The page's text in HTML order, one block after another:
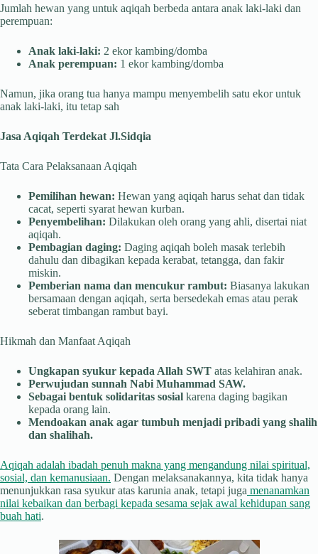
Jumlah hewan yang untuk aqiqah berbeda antara anak laki-laki dan
perempuan:
Anak laki-laki: 2 ekor kambing/domba
Anak perempuan: 1 ekor kambing/domba
Namun, jika orang tua hanya mampu menyembelih satu ekor untuk
anak laki-laki, itu tetap sah
Jasa Aqiqah Terdekat Jl.Sidqia
Tata Cara Pelaksanaan Aqiqah
Pemilihan hewan: Hewan yang aqiqah harus sehat dan tidak
cacat, seperti syarat hewan kurban.
Penyembelihan: Dilakukan oleh orang yang ahli, disertai niat
aqiqah.
Pembagian daging: Daging aqiqah boleh masak terlebih
dahulu dan dibagikan kepada kerabat, tetangga, dan fakir
miskin.
Pemberian nama dan mencukur rambut: Biasanya lakukan
bersamaan dengan aqiqah, serta bersedekah emas atau perak
seberat timbangan rambut bayi.
Hikmah dan Manfaat Aqiqah
Ungkapan syukur kepada Allah SWT atas kelahiran anak.
Perwujudan sunnah Nabi Muhammad SAW.
Sebagai bentuk solidaritas sosial karena daging bagikan
kepada orang lain.
Mendoakan anak agar tumbuh menjadi pribadi yang shalih
dan shalihah.
Aqiqah adalah ibadah penuh makna yang mengandung nilai spiritual,
sosial, dan kemanusiaan. Dengan melaksanakannya, kita tidak hanya
menunjukkan rasa syukur atas karunia anak, tetapi juga menanamkan
nilai kebaikan dan berbagi kepada sesama sejak awal kehidupan sang
buah hati.